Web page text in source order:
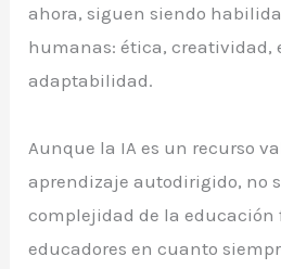
ahora, siguen siendo
humanas: ética, creatividad,
adaptabilidad.
Aunque la IA es un recurso
aprendizaje autodirigido, no
complejidad de la educación
educadores en cuanto